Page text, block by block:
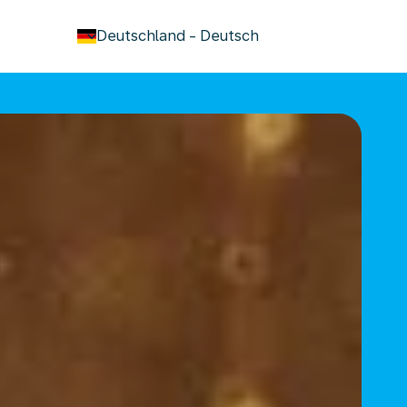
Deutschland - Deutsch
keyboard_arrow_down